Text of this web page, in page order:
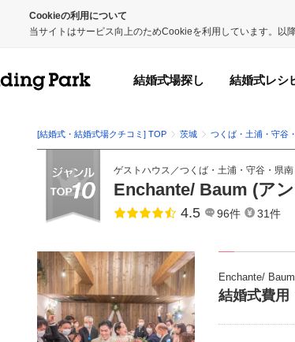
Cookieの利用について
当サイトはサービス向上のためCookieを利用しています。以
結婚式場探し 結婚式レシ
[結婚式・結婚式場クチコミ] TOP 茨城 つくば・土浦・守谷
ゲストハウス ／つくば・土浦・守谷・県南
Enchante/ Baum (ア
点数
4.5 96件 31件
Enchante/
結婚式費用